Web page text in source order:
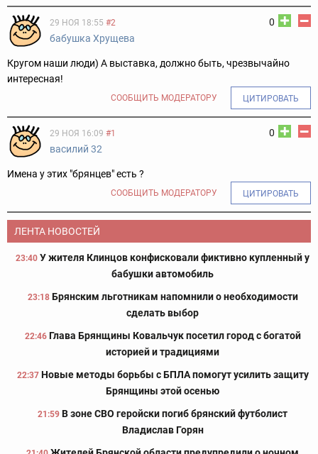
0
29 НОЯ 18:55 #2
бабушка Хрущева
Кругом наши люди) А выставка, должно быть, чрезвычайно
интересная!
СООБЩИТЬ МОДЕРАТОРУ ЦИТИРОВАТЬ
0
29 НОЯ 16:09 #1
василий 32
Имена у этих "брянцев" есть ?
СООБЩИТЬ МОДЕРАТОРУ ЦИТИРОВАТЬ
ЛЕНТА НОВОСТЕЙ
23:40 У жителя Клинцов конфисковали фиктивно купленный у
бабушки автомобиль
23:18 Брянским льготникам напомнили о необходимости
сделать выбор
22:46 Глава Брянщины Ковальчук посетил город с богатой
историей и традициями
22:37 Новые методы борьбы с БПЛА помогут усилить защиту
Брянщины этой осенью
21:59 В зоне СВО геройски погиб брянский футболист
Владислав Горян